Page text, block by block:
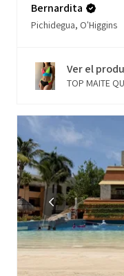
Bernardita
Pichidegua, O'Higgins
Ver el
TOP MAITE